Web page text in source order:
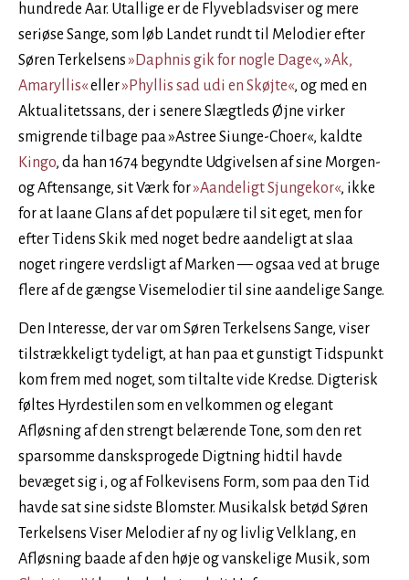
hundrede Aar. Utallige er de Flyvebladsviser og mere
seriøse Sange, som løb Landet rundt til Melodier efter
Søren Terkelsens»Daphnis gik for nogle Dage«,»Ak,
Amaryllis«eller»Phyllis sad udi en Skøjte«, og med en
Aktualitetssans, der i senere Slægtleds Øjne virker
smigrende tilbage paa »Astree Siunge-Choer«, kaldte
Kingo, da han 1674 begyndte Udgivelsen af sine Morgen-
og Aftensange, sit Værk for»Aandeligt Sjungekor«, ikke
for at laane Glans af det populære til sit eget, men for
efter Tidens Skik med noget bedre aandeligt at slaa
noget ringere verdsligt af Marken — ogsaa ved at bruge
flere af de gængse Visemelodier til sine aandelige Sange.
Den Interesse, der var om Søren Terkelsens Sange, viser
tilstrækkeligt tydeligt, at han paa et gunstigt Tidspunkt
kom frem med noget, som tiltalte vide Kredse. Digterisk
føltes Hyrdestilen som en velkommen og elegant
Afløsning af den strengt belærende Tone, som den ret
sparsomme dansksprogede Digtning hidtil havde
bevæget sig i, og af Folkevisens Form, som paa den Tid
havde sat sine sidste Blomster. Musikalsk betød Søren
Terkelsens Viser Melodier af ny og livlig Velklang, en
Afløsning baade af den høje og vanskelige Musik, som